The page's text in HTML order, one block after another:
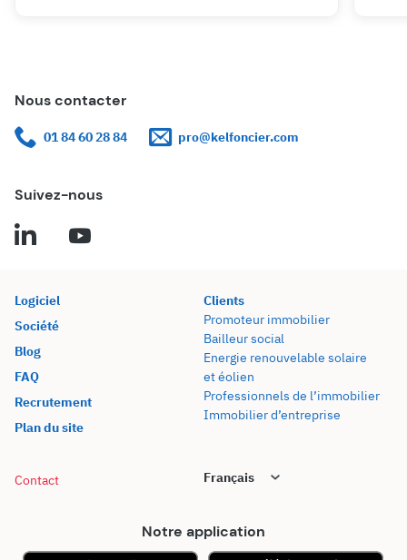
Nous contacter
01 84 60 28 84 pro@kelfoncier.com
Suivez-nous
Logiciel
Société
Blog
FAQ
Recrutement
Plan du site
Clients
Promoteur immobilier
Bailleur social
Energie renouvelable solaire
et éolien
Professionnels de l’immobilier
Immobilier d’entreprise
Contact
Notre application